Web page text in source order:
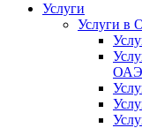
Услуги
Услуги в
ОАЭ